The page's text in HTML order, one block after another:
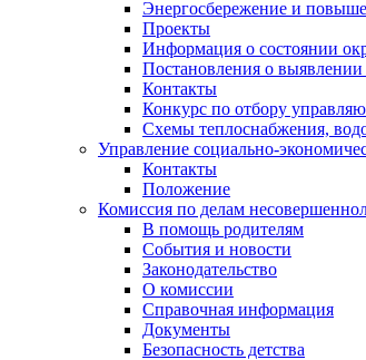
Энергосбережение и
Проекты
Информация о состоянии
Постановления о выявлении
Контакты
Конкурс по отбору
Схемы теплоснабжения,
Управление социально-
Контакты
Положение
Комиссия по делам
В помощь родителям
События и новости
Законодательство
О комиссии
Справочная информация
Документы
Безопасность детства